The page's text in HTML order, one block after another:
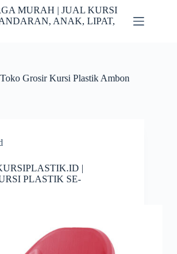
MURAH | JUAL KURSI
ANAK, LIPAT,
Grosir Kursi Plastik Ambon
|
PLASTIK SE-